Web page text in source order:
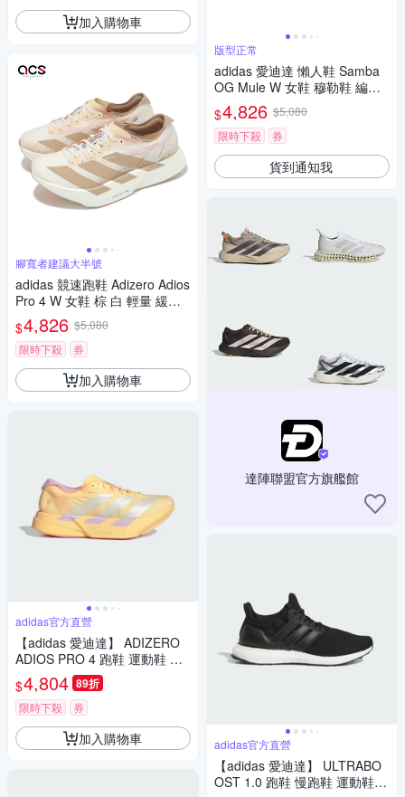
加入購物車
腳寬者建議大半號
adidas 競速跑鞋 Adizero Adios
Pro 4 W 女鞋 棕 白 輕量 緩衝
馬牌大底 愛迪達 JR6359
$4,826 $5,080
限時下殺
券
加入購物車
adidas官方直營
【adidas 愛迪達】 ADIZERO
ADIOS PRO 4 跑鞋 運動鞋 慢
跑鞋 女鞋 KI3467
$4,804 89折
限時下殺 券
加入購物車
版型正常
adidas 愛迪達 懶人鞋 Samba
OG Mule W 女鞋 穆勒鞋 編織
米色 KH7719
$4,826 $5,080
限時下殺
券
貨到通知我
達陣聯盟官方旗艦館
adidas官方直營
【adidas 愛迪達】 ULTRABO
OST 1.0 跑鞋 慢跑鞋 運動鞋